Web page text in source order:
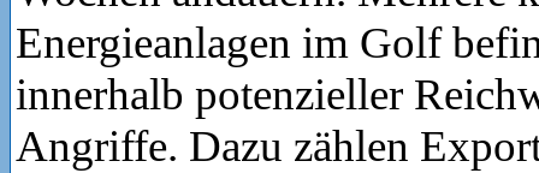
Energieanlagen im Golf
innerhalb potenzieller
Angriffe. Dazu zählen